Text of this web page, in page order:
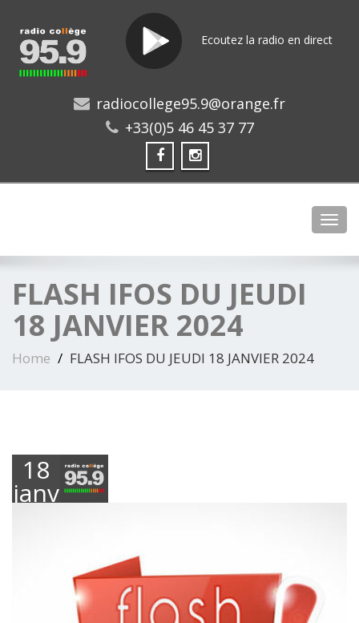
Ecoutez la radio en direct
radiocollege95.9@orange.fr
+33(0)5 46 45 37 77
FLASH IFOS DU JEUDI
18 JANVIER 2024
Home FLASH IFOS DU JEUDI 18 JANVIER 2024
18
janvier